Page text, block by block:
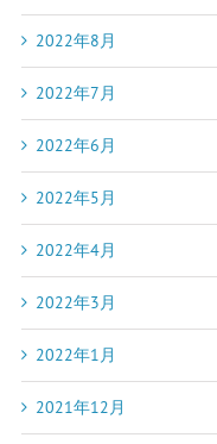
2022年8月
2022年7月
2022年6月
2022年5月
2022年4月
2022年3月
2022年1月
2021年12月